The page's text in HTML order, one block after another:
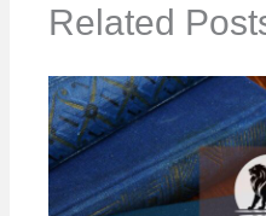
Related